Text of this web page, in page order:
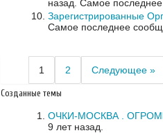
назад. Самое
Зарегистрированные
Самое последнее
1 2 Следующее »
Созданные темы
ОЧКИ-МОСКВА .
9 лет назад.